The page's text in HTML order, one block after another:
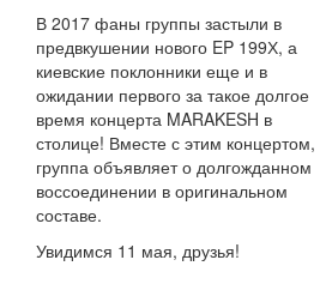
В 2017 фаны группы застыли в
предвкушении нового EP 199Х, а
киевские поклонники еще и в
ожидании первого за такое долгое
время концерта MARAKESH в
столице! Вместе с этим концертом,
группа объявляет о долгожданном
воссоединении в оригинальном
составе.
Увидимся 11 мая, друзья!